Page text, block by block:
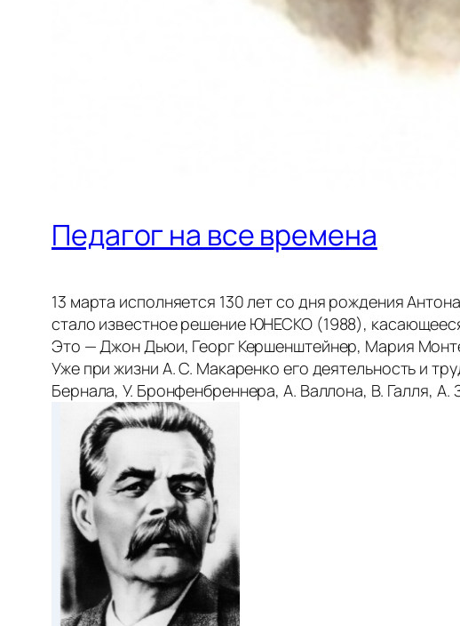
Педагог на все времена
13 марта исполняется 130 лет со дня рождения
стало известное решение ЮНЕСКО (1988),
Это — Джон Дьюи, Георг Кершенштейнер, Мария
Уже при жизни А. С. Макаренко его деятельность и
Бернала, У. Бронфенбреннера, А. Валлона, В. Галля,